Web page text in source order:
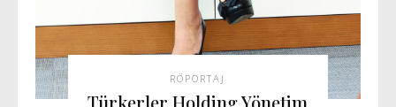
RÖPORTAJ
Türkerler Holding Yönetim